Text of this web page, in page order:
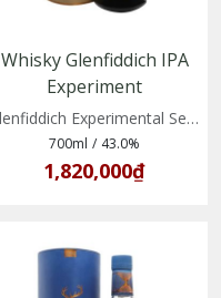
Whisky Glenfiddich IPA
Experiment
(5010327325606)
Glenfiddich Experimental Series No 1
700ml / 43.0%
1,820,000₫